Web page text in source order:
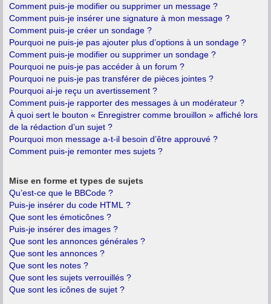
Comment puis-je modifier ou supprimer un message ?
Comment puis-je insérer une signature à mon message ?
Comment puis-je créer un sondage ?
Pourquoi ne puis-je pas ajouter plus d’options à un sondage ?
Comment puis-je modifier ou supprimer un sondage ?
Pourquoi ne puis-je pas accéder à un forum ?
Pourquoi ne puis-je pas transférer de pièces jointes ?
Pourquoi ai-je reçu un avertissement ?
Comment puis-je rapporter des messages à un modérateur ?
À quoi sert le bouton « Enregistrer comme brouillon » affiché lors
de la rédaction d’un sujet ?
Pourquoi mon message a-t-il besoin d’être approuvé ?
Comment puis-je remonter mes sujets ?
Mise en forme et types de sujets
Qu’est-ce que le BBCode ?
Puis-je insérer du code HTML ?
Que sont les émoticônes ?
Puis-je insérer des images ?
Que sont les annonces générales ?
Que sont les annonces ?
Que sont les notes ?
Que sont les sujets verrouillés ?
Que sont les icônes de sujet ?